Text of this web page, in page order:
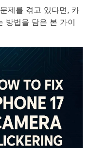
문제를 겪고 있다면, 카
방법을 담은 본 가이